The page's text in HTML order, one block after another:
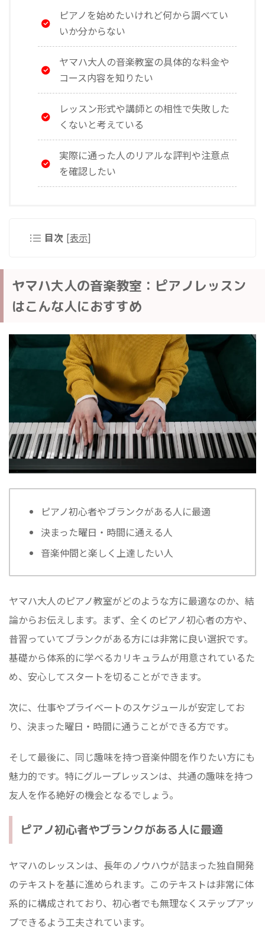
ピアノを始めたいけれど何から調べてい
いか分からない
ヤマハ大人の音楽教室の具体的な料金や
コース内容を知りたい
レッスン形式や講師との相性で失敗した
くないと考えている
実際に通った人のリアルな評判や注意点
を確認したい
目次 [表示]
ヤマハ大人の音楽教室：ピアノレッスン
はこんな人におすすめ
ピアノ初心者やブランクがある人に最適
決まった曜日・時間に通える人
音楽仲間と楽しく上達したい人
ヤマハ大人のピアノ教室がどのような方に最適なのか、結
論からお伝えします。まず、全くのピアノ初心者の方や、
昔習っていてブランクがある方には非常に良い選択です。
基礎から体系的に学べるカリキュラムが用意されているた
め、安心してスタートを切ることができます。
次に、仕事やプライベートのスケジュールが安定してお
り、決まった曜日・時間に通うことができる方です。
そして最後に、同じ趣味を持つ音楽仲間を作りたい方にも
魅力的です。特にグループレッスンは、共通の趣味を持つ
友人を作る絶好の機会となるでしょう。
ピアノ初心者やブランクがある人に最適
ヤマハのレッスンは、長年のノウハウが詰まった独自開発
のテキストを基に進められます。このテキストは非常に体
系的に構成されており、初心者でも無理なくステップアッ
プできるよう工夫されています。